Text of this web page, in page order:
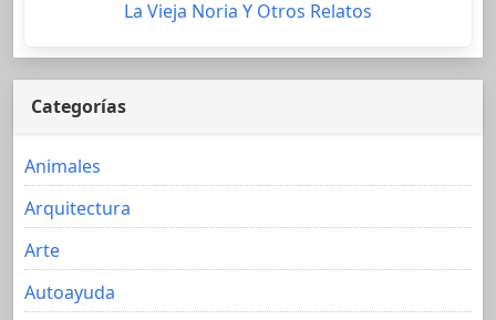
La Vieja Noria Y Otros Relatos
Categorías
Animales
Arquitectura
Arte
Autoayuda